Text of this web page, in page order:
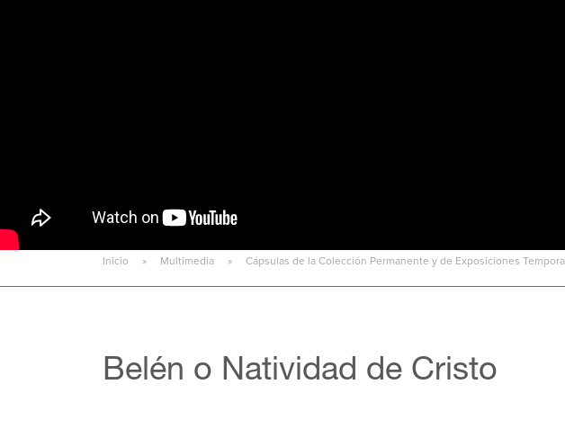
Inicio Multimedia Cápsulas de la Colección Permanente y de Exposiciones
Belén o Natividad de Cristo